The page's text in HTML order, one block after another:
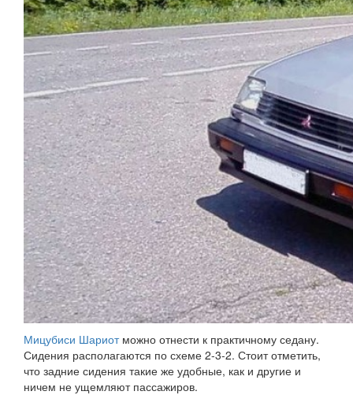
Мицубиси Шариотможно отнести к практичному седану.
Сидения располагаются по схеме 2-3-2. Стоит отметить,
что задние сидения такие же удобные, как и другие и
ничем не ущемляют пассажиров.